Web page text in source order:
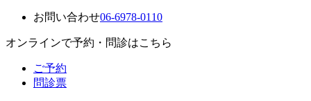
お問い合わせ06-6978-0110
オンラインで予約・問診はこちら
ご予約
問診票